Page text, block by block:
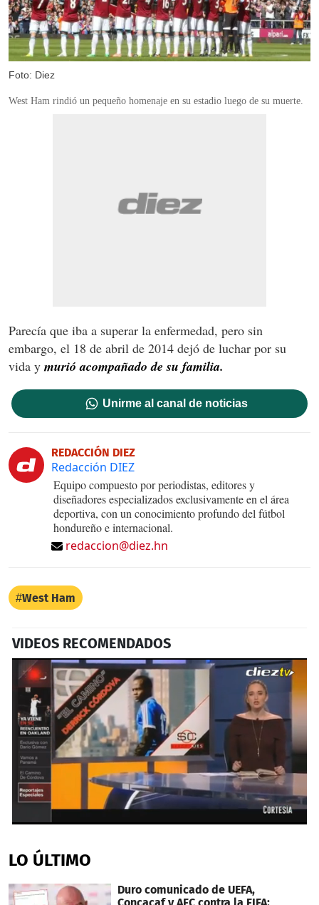
Foto: Diez
West Ham rindió un pequeño homenaje en su estadio luego de su muerte.
Parecía que iba a superar la enfermedad, pero sin
embargo, el 18 de abril de 2014 dejó de luchar por su
vida y murió acompañado de su familia.
Unirme al canal de noticias
REDACCIÓN DIEZ
Redacción DIEZ
Equipo compuesto por periodistas, editores y
diseñadores especializados exclusivamente en el área
deportiva, con un conocimiento profundo del fútbol
hondureño e internacional.
redaccion@diez.hn
West Ham
VIDEOS RECOMENDADOS
of
6
5
seconds
LO ÚLTIMO
Duro comunicado de UEFA,
Concacaf y AFC contra la FIFA: